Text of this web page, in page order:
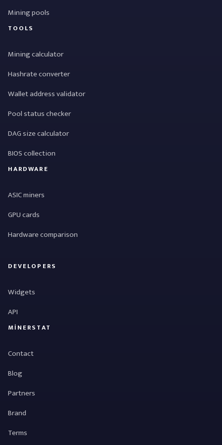
Mining pools
TOOLS
Mining calculator
Hashrate converter
Wallet address validator
Pool status checker
DAG size calculator
BIOS collection
HARDWARE
ASIC miners
GPU cards
Hardware comparison
DEVELOPERS
Widgets
API
MINERSTAT
Contact
Blog
Partners
Brand
Terms